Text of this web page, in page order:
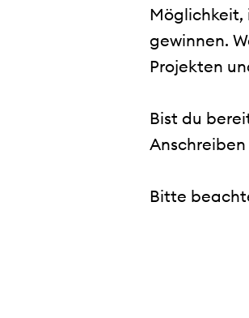
Möglichkeit,
gewinnen.
Projekten
Bist du
Bitte